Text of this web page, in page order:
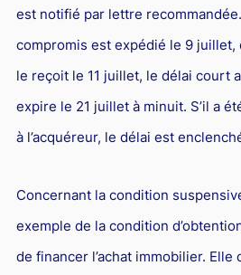
Droit commercial
Énergie
Droit de la concurrence
Responsabilité civile
Banque et Assurance
Droit de la réparation et du
est notifié par lettre
compromis est expédié le 9
le reçoit le 11 juillet, le délai court
expire le 21 juillet à minuit. S’il a
à l’acquéreur, le délai est
Concernant la condition
exemple de la condition
de financer l’achat immobilier.